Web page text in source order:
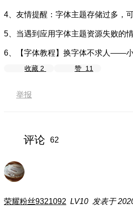
4、友情提醒：字体主题存储过多，
5、当遇到应用字体主题资源失败的
6、【字体教程】换字体不求人——小
收藏 2 赞 11
举报
评论 62
荣耀粉丝9321092 LV10 发表于